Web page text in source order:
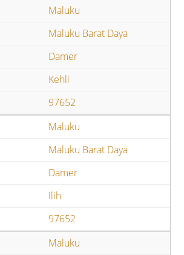
Maluku
Maluku Barat Daya
Damer
Kehli
97652
Maluku
Maluku Barat Daya
Damer
Ilih
97652
Maluku